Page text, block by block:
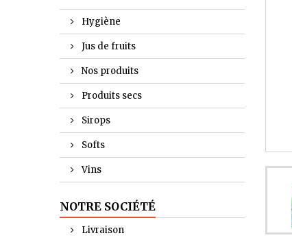
Hygiène
Jus de fruits
Nos produits
Produits secs
Sirops
Softs
Vins
NOTRE SOCIÉTÉ
Livraison